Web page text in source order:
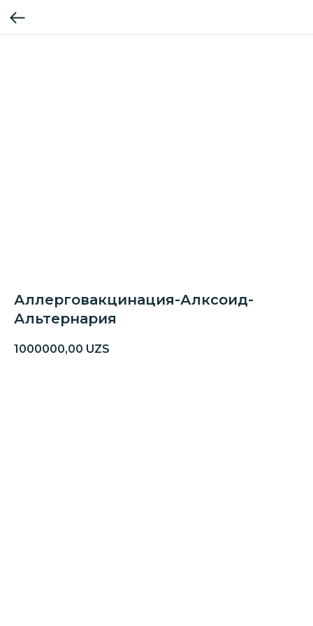
Аллерговакцинация-Алксоид-
Альтернария
1000000,00 UZS